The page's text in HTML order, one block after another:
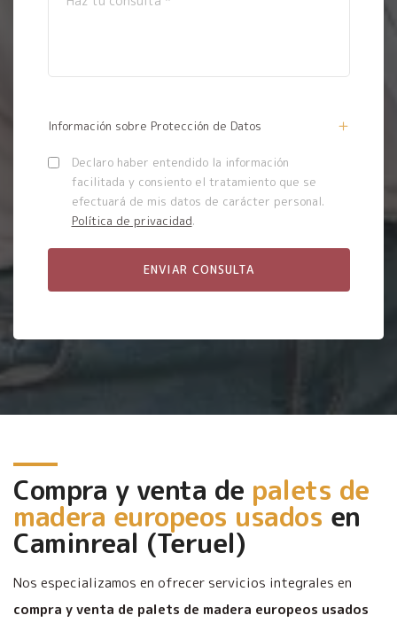
Información sobre Protección de Datos
Declaro haber entendido la información
facilitada y consiento el tratamiento que se
efectuará de mis datos de carácter personal.
Política de privacidad.
Compra y venta de palets de
madera europeos usados en
Caminreal (Teruel)
Nos especializamos en ofrecer servicios integrales en
compra y venta de palets de madera europeos usados